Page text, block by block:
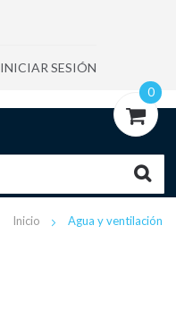
INICIAR SESIÓN
0
Inicio Agua y ventilación